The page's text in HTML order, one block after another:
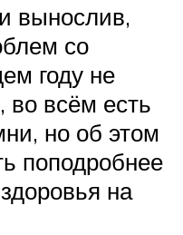
вынослив,
со
году не
во всём есть
но об этом
поподробнее
на